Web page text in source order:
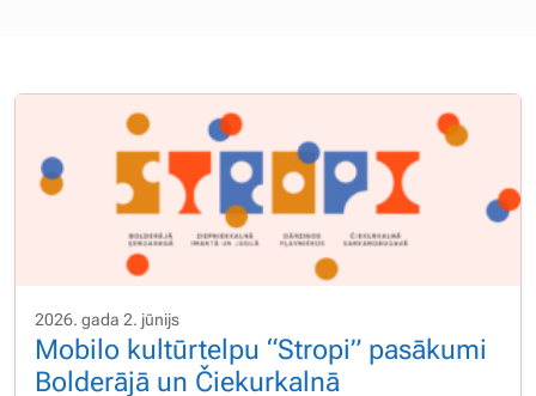
2026. gada 2. jūnijs
Mobilo kultūrtelpu “Stropi” pasākumi
Bolderājā un Čiekurkalnā